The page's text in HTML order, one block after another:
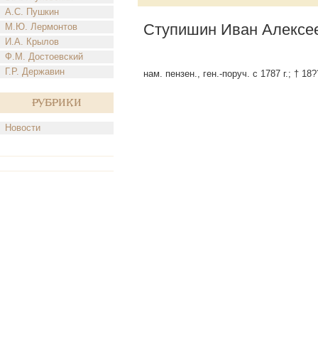
А.С. Пушкин
М.Ю. Лермонтов
И.А. Крылов
Ф.М. Достоевский
Г.Р. Державин
Рубрики
Новости
Ступишин Иван
нам. пензен., ген.-поруч. с 1787 г.; †